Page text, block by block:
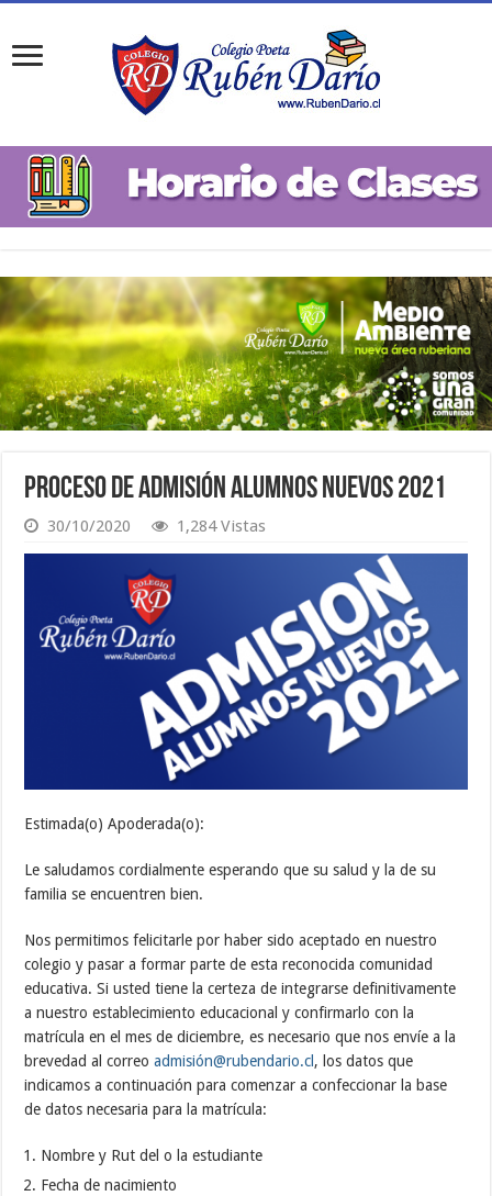
Proceso de Admisión Alumnos Nuevos 2021
30/10/2020 1,284 Vistas
Estimada(o) Apoderada(o):
Le saludamos cordialmente esperando que su salud y la de su
familia se encuentren bien.
Nos permitimos felicitarle por haber sido aceptado en nuestro
colegio y pasar a formar parte de esta reconocida comunidad
educativa. Si usted tiene la certeza de integrarse definitivamente
a nuestro establecimiento educacional y confirmarlo con la
matrícula en el mes de diciembre, es necesario que nos envíe a la
brevedad al correoadmisión@rubendario.cl , los datos que
indicamos a continuación para comenzar a confeccionar la base
de datos necesaria para la matrícula:
Nombre y Rut del o la estudiante
Fecha de nacimiento